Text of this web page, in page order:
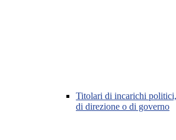
Titolari di incarichi
di direzione o di governo